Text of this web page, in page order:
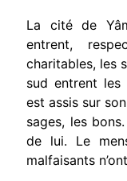
La cité de
entrent,
charitables, les
sud entrent les
est assis sur
sages, les
de lui. Le
malfaisants